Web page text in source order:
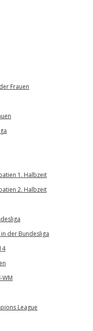
Frauen
1. Halbzeit
2. Halbzeit
der Bundesliga
League